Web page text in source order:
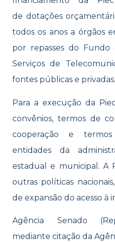
de dotações
todos os anos a órgãos
por repasses do Fundo
Serviços de
fontes públicas e privadas.
Para a execução da
convênios, termos de
cooperação e
entidades da
estadual e municipal. A
outras políticas
de expansão do acesso à
Agência Senado
mediante citação da